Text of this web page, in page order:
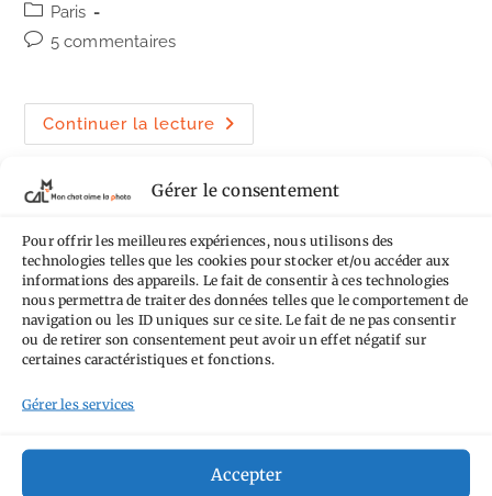
Gérer le consentement
Pour offrir les meilleures expériences, nous utilisons des
technologies telles que les cookies pour stocker et/ou accéder aux
informations des appareils. Le fait de consentir à ces technologies
nous permettra de traiter des données telles que le comportement de
navigation ou les ID uniques sur ce site. Le fait de ne pas consentir
ou de retirer son consentement peut avoir un effet négatif sur
certaines caractéristiques et fonctions.
Gérer les services
Accepter
publication :
Post
category:
Paris
Commentaires
publication :
5 commentaires
Continuer la lecture Les
Saint-
Denis